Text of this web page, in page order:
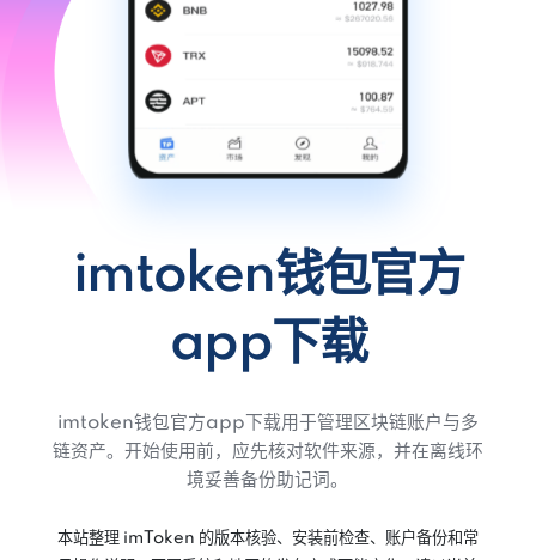
imtoken钱包官方
app下载
imtoken钱包官方app下载用于管理区块链账户与多
链资产。开始使用前，应先核对软件来源，并在离线环
境妥善备份助记词。
本站整理 imToken 的版本核验、安装前检查、账户备份和常